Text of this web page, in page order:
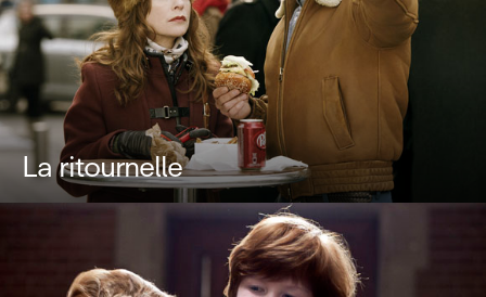
La ritournelle